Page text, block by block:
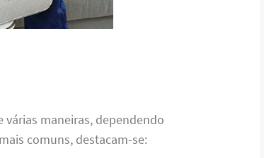
várias maneiras, dependendo
comuns, destacam-se: